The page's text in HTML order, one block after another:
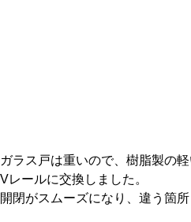
ガラス戸は重いので、樹脂製の
Vレールに交換しました。
開閉がスムーズになり、違う箇所